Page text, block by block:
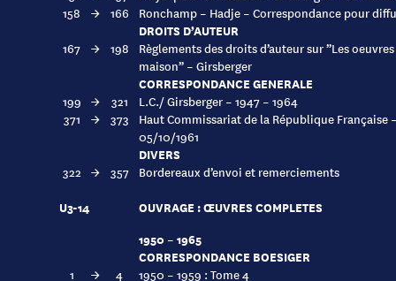
158
→ 166 Ronchamp – Hadje – Correspondance pour
DROITS D’AUTEUR
167 → 198
Règlements des droits d’auteur sur ”Les
maison” – Girsberger
CORRESPONDANCE GENERALE
199 → 321
L.C./ Girsberger – 1947 – 1964
371
→ 373
Haut Commissariat de la République Française
05/10/1961
DIVERS
322 → 357 Bordereaux d’envoi et remerciements
U3-14
OUVRAGE : ŒUVRES COMPLETES
1950 – 1965
CORRESPONDANCE BOESIGER
1 → 4
1950 – 1959 : Tome 4